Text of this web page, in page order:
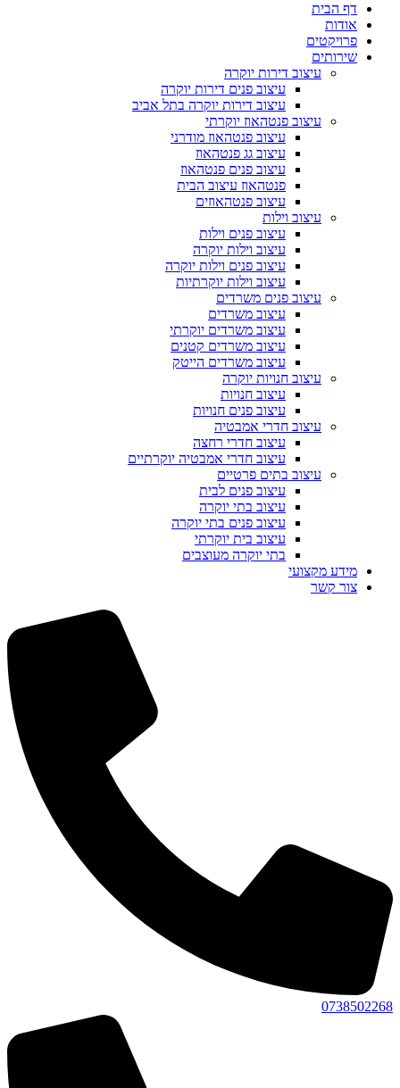
דף הבית
אודות
פרויקטים
שירותים
עיצוב דירות יוקרה
עיצוב פנים דירות יוקרה
עיצוב דירות יוקרה בתל אביב
עיצוב פנטהאוז יוקרתי
עיצוב פנטהאוז מודרני
עיצוב גג פנטהאוז
עיצוב פנים פנטהאוז
פנטהאוז עיצוב הבית
עיצוב פנטהאוזים
עיצוב וילות
עיצוב פנים וילות
עיצוב וילות יוקרה
עיצוב פנים וילות יוקרה
עיצוב וילות יוקרתיות
עיצוב פנים משרדים
עיצוב משרדים
עיצוב משרדים יוקרתי
עיצוב משרדים קטנים
עיצוב משרדים הייטק
עיצוב חנויות יוקרה
עיצוב חנויות
עיצוב פנים חנויות
עיצוב חדרי אמבטיה
עיצוב חדרי רחצה
עיצוב חדרי אמבטיה יוקרתיים
עיצוב בתים פרטיים
עיצוב פנים לבית
עיצוב בתי יוקרה
עיצוב פנים בתי יוקרה
עיצוב בית יוקרתי
בתי יוקרה מעוצבים
מידע מקצועי
צור קשר
0738502268